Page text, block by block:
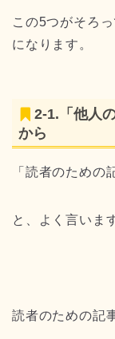
この5つがそろ
になります。
2-1.「他人
から
「読者のための
と、よく言いま
読者のための記